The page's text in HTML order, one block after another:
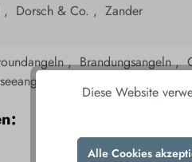
, Dorsch & Co. , Zander
,­Brandungsangeln ,­
Diese Website
Alle Cookies